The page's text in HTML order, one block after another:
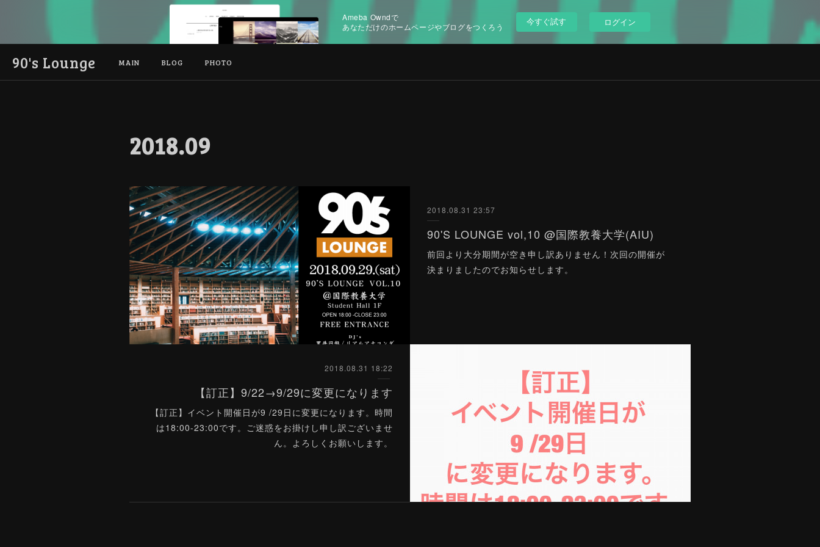
Ameba Owndで
あなただけのホームページやブログをつくろう
今すぐ試す ログイン
90's Lounge MAIN BLOG PHOTO
2018.09
2018.08.31 23:57
90'S LOUNGE vol,10 @国際教養大学(AIU)
前回より大分期間が空き申し訳ありません！次回の開催が
決まりましたのでお知らせします。
2018.08.31 18:22
【訂正】9/22→9/29に変更になります
【訂正】イベント開催日が9 /29日に変更になります。時間
は18:00-23:00です。ご迷惑をお掛けし申し訳ございませ
ん。よろしくお願いします。